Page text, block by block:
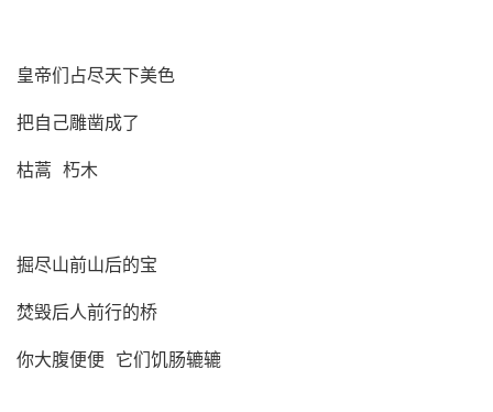
皇帝们占尽天下美色
把自己雕凿成了
枯蒿 朽木
掘尽山前山后的宝
焚毁后人前行的桥
你大腹便便 它们饥肠辘辘